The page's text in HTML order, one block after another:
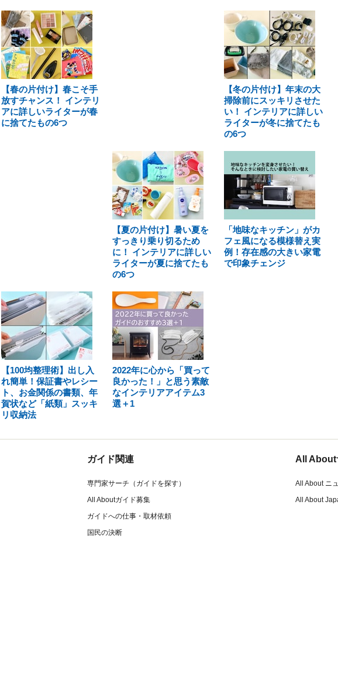
【春の片付け】春こそ手
放すチャンス！ インテリ
アに詳しいライターが春
に捨てたもの6つ
【冬の片付け】年末の大
掃除前にスッキリさせた
い！ インテリアに詳しい
ライターが冬に捨てたも
の6つ
【夏の片付け】暑い夏を
すっきり乗り切るため
に！ インテリアに詳しい
ライターが夏に捨てたも
の6つ
「地味なキッチン」がカ
フェ風になる模様替え実
例！存在感の大きい家電
で印象チェンジ
【100均整理術】出し入
れ簡単！保証書やレシー
ト、お金関係の書類、年
賀状など「紙類」スッキ
リ収納法
2022年に心から「買って
良かった！」と思う素敵
なインテリアアイテム3
選＋1
ガイド関連
専門家サーチ（ガイドを探す）
All Aboutガイド募集
ガイドへの仕事・取材依頼
国民の決断
All About
All About ニ
All About